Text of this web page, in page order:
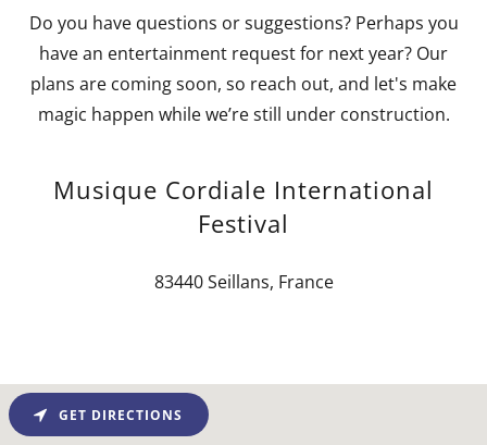
Do you have questions or suggestions? Perhaps you
have an entertainment request for next year? Our
plans are coming soon, so reach out, and let's make
magic happen while we’re still under construction.
Musique Cordiale International
Festival
83440 Seillans, France
GET DIRECTIONS